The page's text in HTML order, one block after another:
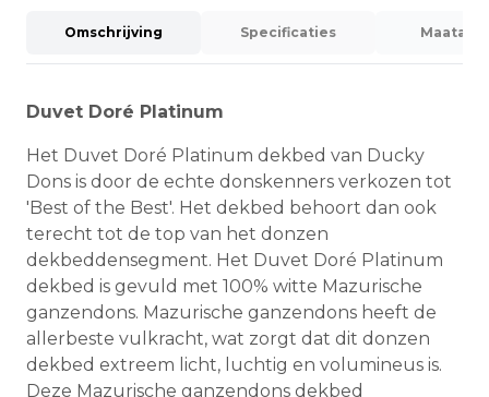
Omschrijving Specificaties
Duvet Doré Platinum
Het Duvet Doré Platinum dekbed van Ducky
Dons is door de echte donskenners verkozen tot
'Best of the Best'. Het dekbed behoort dan ook
terecht tot de top van het donzen
dekbeddensegment. Het Duvet Doré Platinum
dekbed is gevuld met 100% witte Mazurische
ganzendons. Mazurische ganzendons heeft de
allerbeste vulkracht, wat zorgt dat dit donzen
dekbed extreem licht, luchtig en volumineus is.
Deze Mazurische ganzendons dekbed